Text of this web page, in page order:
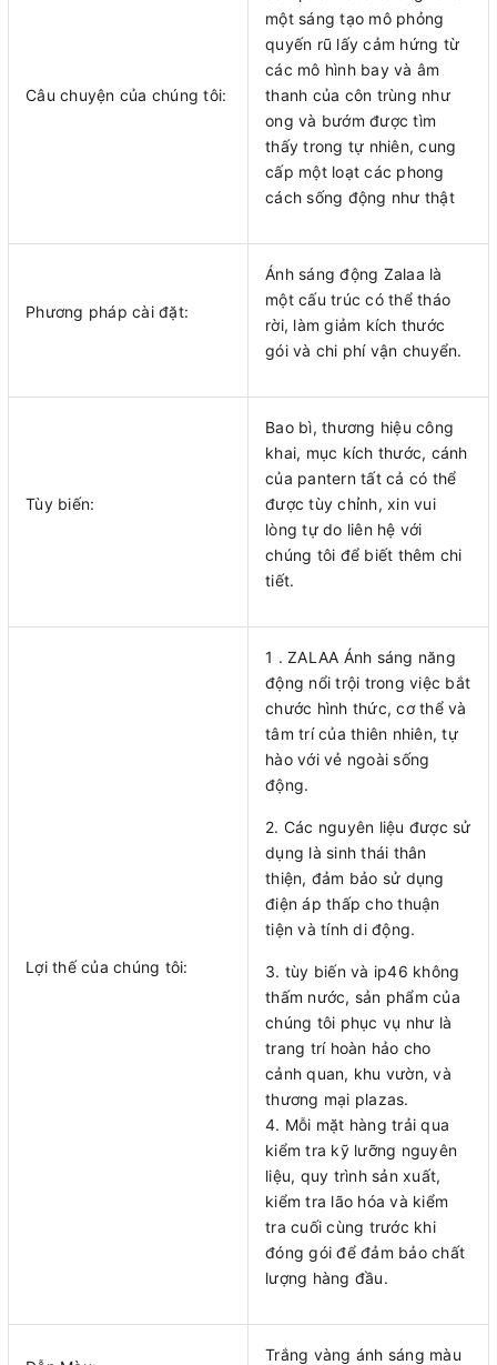
Câu chuyện của chúng tôi:
một sáng tạo mô phỏng
quyến rũ lấy cảm hứng từ
các mô hình bay và âm
thanh của côn trùng như
ong và bướm được tìm
thấy trong tự nhiên, cung
cấp một loạt các phong
cách sống động như thật
Phương pháp cài đặt:
Ánh sáng động Zalaa là
một cấu trúc có thể tháo
rời, làm giảm kích thước
gói và chi phí vận chuyển.
Tùy biến:
Bao bì, thương hiệu công
khai, mục kích thước, cánh
của pantern tất cả có thể
được tùy chỉnh, xin vui
lòng tự do liên hệ với
chúng tôi để biết thêm chi
tiết.
Lợi thế của chúng tôi:
1 . ZALAA Ánh sáng năng
động nổi trội trong việc bắt
chước hình thức, cơ thể và
tâm trí của thiên nhiên, tự
hào với vẻ ngoài sống
động.
2. Các nguyên liệu được sử
dụng là sinh thái thân
thiện, đảm bảo sử dụng
điện áp thấp cho thuận
tiện và tính di động.
3. tùy biến và ip46 không
thấm nước, sản phẩm của
chúng tôi phục vụ như là
trang trí hoàn hảo cho
cảnh quan, khu vườn, và
thương mại plazas.
4. Mỗi mặt hàng trải qua
kiểm tra kỹ lưỡng nguyên
liệu, quy trình sản xuất,
kiểm tra lão hóa và kiểm
tra cuối cùng trước khi
đóng gói để đảm bảo chất
lượng hàng đầu.
Trắng vàng ánh sáng màu